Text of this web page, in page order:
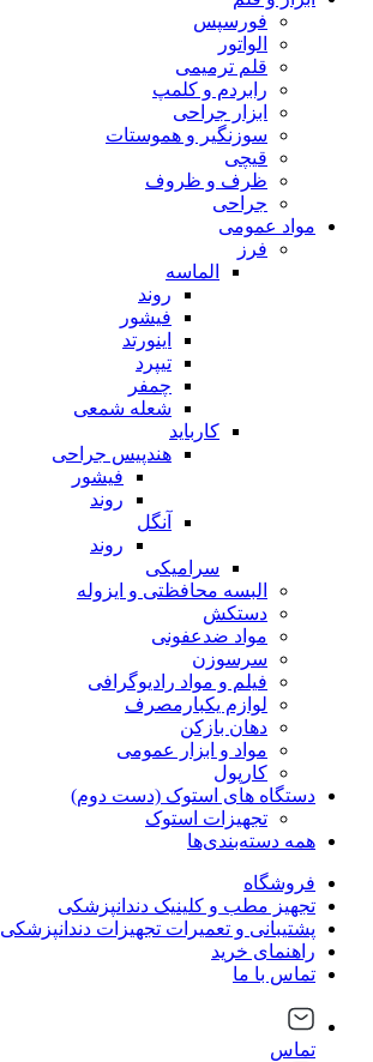
فورسپس
الواتور
قلم ترمیمی
رابردم و کلمپ
ابزار جراحی
سوزنگیر و هموستات
قیچی
ظرف و ظروف
جراحی
مواد عمومی
فرز
الماسه
روند
فیشور
اینورتد
تیپرد
چمفر
شعله شمعی
کارباید
هندپیس جراحی
فیشور
روند
آنگل
روند
سرامیکی
البسه محافظتی و ایزوله
دستکش
مواد ضدعفونی
سرسوزن
فیلم و مواد رادیوگرافی
لوازم یکبارمصرف
دهان بازکن
مواد و ابزار عمومی
کارپول
دستگاه های استوک (دست دوم)
تجهیزات استوک
همه دسته‌بندی‌ها
فروشگاه
تجهیز مطب و کلینیک دندانپزشکی
پشتیبانی و تعمیرات تجهیزات دندانپزشکی
راهنمای خرید
تماس با ما
تماس